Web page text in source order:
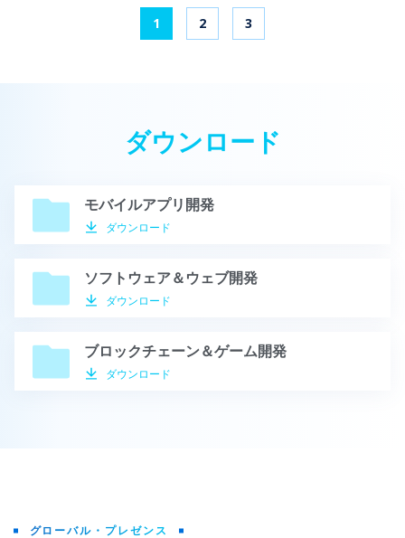
1 2 3
ダウンロード
モバイルアプリ開発
ダウンロード
ソフトウェア＆ウェブ開発
ダウンロード
ブロックチェーン＆ゲーム開発
ダウンロード
グローバル・プレゼンス